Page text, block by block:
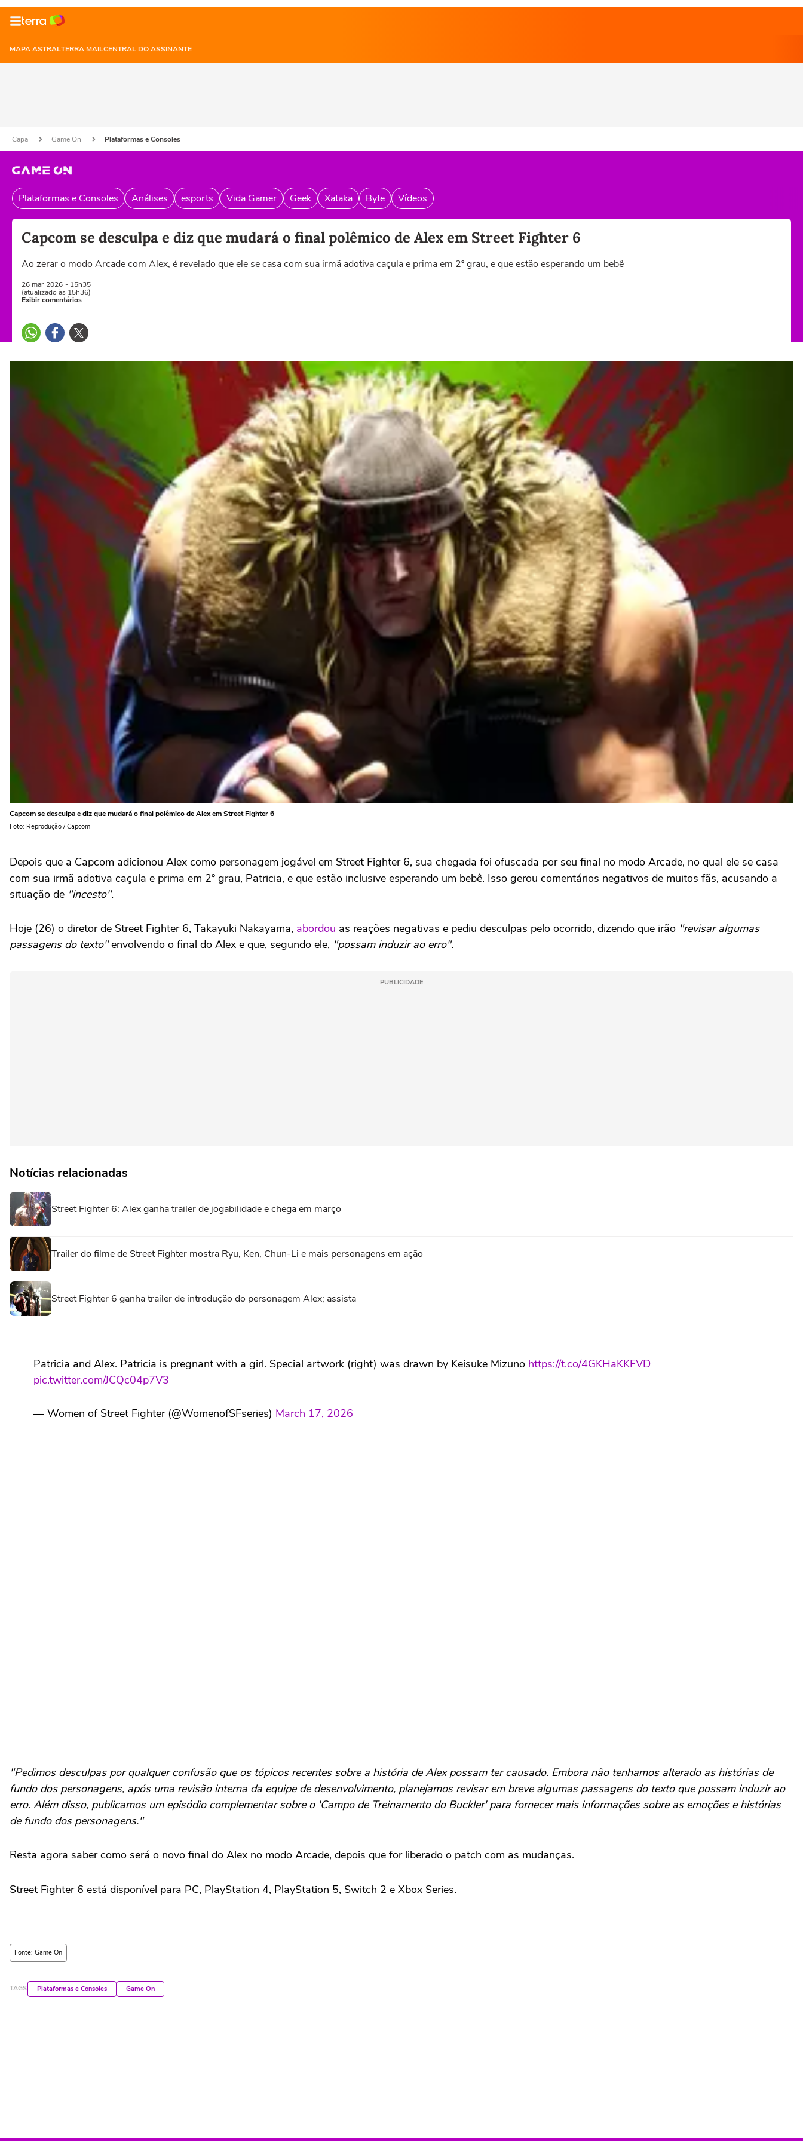
MAPA ASTRALTERRA MAILCENTRAL DO ASSINANTE
Capa Game On Plataformas e Consoles
Plataformas e Consoles Análises esports Vida Gamer Geek Xataka Byte Vídeos
Capcom se desculpa e diz que mudará o final polêmico de Alex em Street Fighter 6
Ao zerar o modo Arcade com Alex, é revelado que ele se casa com sua irmã adotiva caçula e prima em 2º grau, e que estão esperando um bebê
26 mar 2026 - 15h35
(atualizado às 15h36)
Exibir comentários
Capcom se desculpa e diz que mudará o final polêmico de Alex em Street Fighter 6
Foto: Reprodução / Capcom
Depois que a Capcom adicionou Alex como personagem jogável em Street Fighter 6, sua chegada foi ofuscada por seu final no modo Arcade, no qual ele se casa
com sua irmã adotiva caçula e prima em 2º grau, Patricia, e que estão inclusive esperando um bebê. Isso gerou comentários negativos de muitos fãs, acusando a
situação de "incesto".
Hoje (26) o diretor de Street Fighter 6, Takayuki Nakayama, abordou as reações negativas e pediu desculpas pelo ocorrido, dizendo que irão "revisar algumas
passagens do texto"envolvendo o final do Alex e que, segundo ele, "possam induzir ao erro".
PUBLICIDADE
Notícias relacionadas
Street Fighter 6: Alex ganha trailer de jogabilidade e chega em março
Trailer do filme de Street Fighter mostra Ryu, Ken, Chun-Li e mais personagens em ação
Street Fighter 6 ganha trailer de introdução do personagem Alex; assista
Patricia and Alex. Patricia is pregnant with a girl. Special artwork (right) was drawn by Keisuke Mizuno https://t.co/4GKHaKKFVD
pic.twitter.com/JCQc04p7V3
— Women of Street Fighter (@WomenofSFseries) March 17, 2026
"Pedimos desculpas por qualquer confusão que os tópicos recentes sobre a história de Alex possam ter causado. Embora não tenhamos alterado as histórias de
fundo dos personagens, após uma revisão interna da equipe de desenvolvimento, planejamos revisar em breve algumas passagens do texto que possam induzir ao
erro. Além disso, publicamos um episódio complementar sobre o 'Campo de Treinamento do Buckler' para fornecer mais informações sobre as emoções e histórias
de fundo dos personagens."
Resta agora saber como será o novo final do Alex no modo Arcade, depois que for liberado o patch com as mudanças.
Street Fighter 6 está disponível para PC, PlayStation 4, PlayStation 5, Switch 2 e Xbox Series.
Fonte: Game On
TAGS Plataformas e Consoles Game On